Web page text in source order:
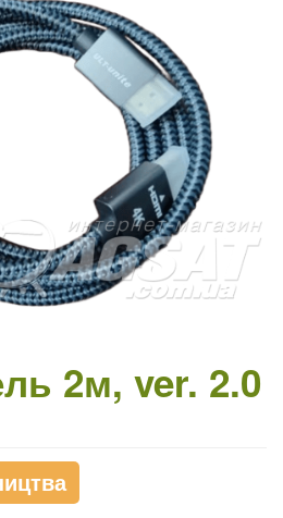
2м, ver. 2.0